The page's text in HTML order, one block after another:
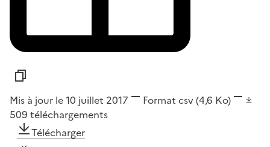
Mis à jour le 10 juillet 2017 Format csv(4,6 Ko)
509 téléchargements
Télécharger